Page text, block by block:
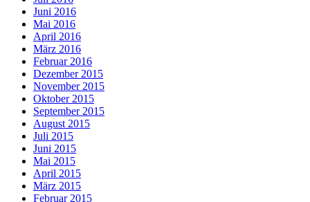
Juni 2016
Mai 2016
April 2016
März 2016
Februar 2016
Dezember 2015
November 2015
Oktober 2015
September 2015
August 2015
Juli 2015
Juni 2015
Mai 2015
April 2015
März 2015
Februar 2015